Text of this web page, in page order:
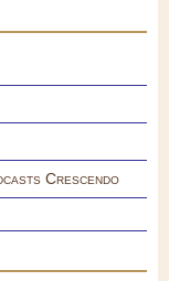
Crescendo